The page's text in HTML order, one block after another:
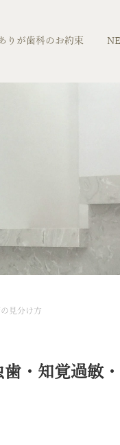
りが歯科のお約束
見分け方
・知覚過敏